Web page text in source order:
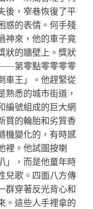
後，窄巷恢復了平
惑的表情。何手殘
神來，他的車子竟
狀的牆壁上。獎狀
第零點零零零零
車王」。他趕緊從
熟悉的城市街道，
編號組成的巨大網
買的輪胎和劣質香
機變化的，有時感
裡。他試圖按喇
」，而是他童年時
兒歌。四面八方傳
群穿著反光背心和
。這些人手裡拿的